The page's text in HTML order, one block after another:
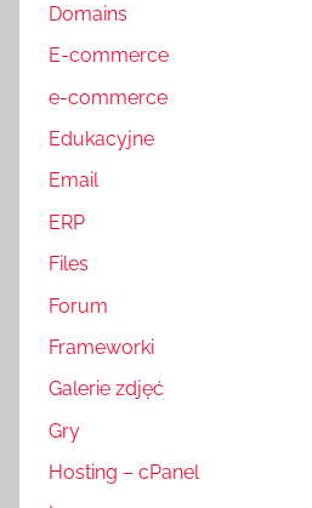
Domains
E-commerce
e-commerce
Edukacyjne
Email
ERP
Files
Forum
Frameworki
Galerie zdjęć
Gry
Hosting – cPanel